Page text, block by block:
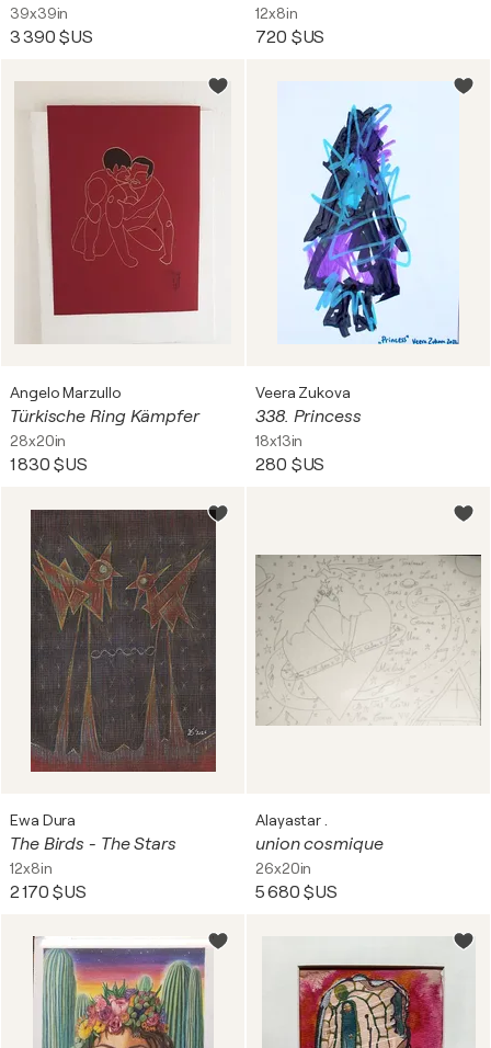
39x39in
3 390 $US
12x8in
720 $US
Angelo Marzullo
Türkische Ring Kämpfer
28x20in
1 830 $US
Veera Zukova
338. Princess
18x13in
280 $US
Ewa Dura
The Birds - The Stars
12x8in
2 170 $US
Alayastar .
union cosmique
26x20in
5 680 $US